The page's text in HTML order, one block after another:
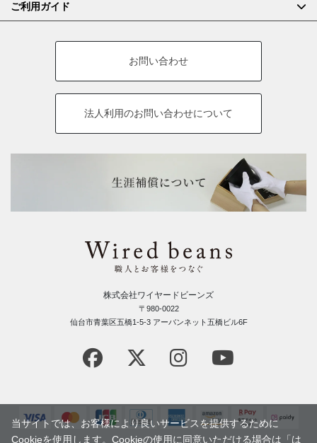
ご利用ガイド
お問い合わせ
法人利用のお問い合わせについて
株式会社ワイヤードビーンズ
〒980-0022
仙台市青葉区五橋1-5-3 アーバンネット五橋ビル6F
当サイトでは、お客様により良いサービスを提供するために
Cookieを使用します。Cookieの使用に同意いただける場合は「は